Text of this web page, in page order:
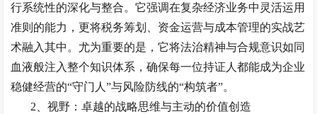
行系统性的深化与整合。它强调在复杂经济业务中灵活运用
准则的能力，更将税务筹划、资金运营与成本管理的实战艺
术融入其中。尤为重要的是，它将法治精神与合规意识如同
血液般注入整个知识体系，确保每一位持证人都能成为企业
稳健经营的“守门人”与风险防线的“构筑者”。
2、视野：卓越的战略思维与主动的价值创造